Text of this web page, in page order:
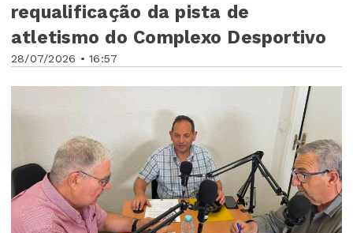
28/07/2026 • 16:57
requalificação da pista de
atletismo do Complexo Desportivo